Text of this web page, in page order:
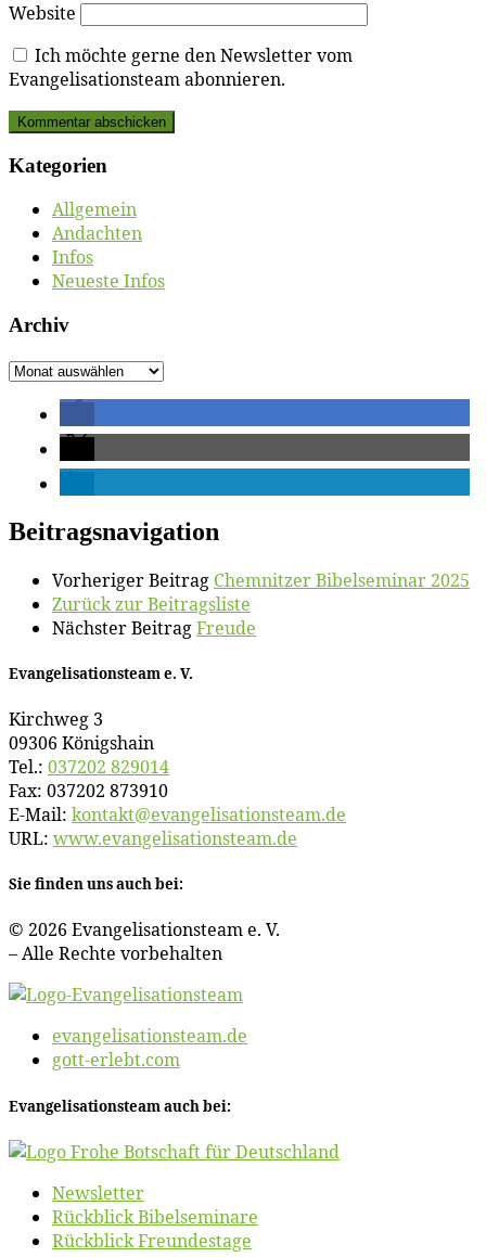
Website
Ich möchte gerne den Newsletter vom
Evangelisationsteam abonnieren.
Ka­te­go­rien
Allgemein
Andachten
Infos
Neueste Infos
Ar­chiv
Ar­
Beitragsnavigation
Vorheriger Beitrag Chem­nit­zer Bi­bel­se­mi­nar 2025
Zurück zur Beitragsliste
Nächster BeitragFreu­de
Evan­ge­li­sa­ti­ons­team e. V.
Kirch­weg 3
09306 Königshain
Tel.: 037202 829014
Fax: 037202 873910
E‑Mail: kontakt@​evangelisationsteam.​de
URL: www​.evan​ge​li​sa​ti​ons​team​.de
Sie fin­den uns auch bei:
© 2026 Evan­ge­li­sa­ti­ons­team e. V.
– Al­le Rech­te vorbehalten
evangelisationsteam.de
gott-erlebt.com
Evan­ge­li­sa­ti­ons­team auch bei:
News­let­ter
Rück­blick Bibelseminare
Rück­blick Freundestage